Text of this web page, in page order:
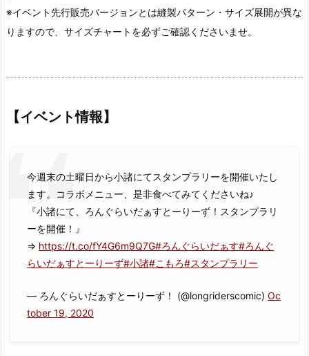
※イベント先行販売バージョンとは縫製パターン・サイズ展開が異な
りますので、サイズチャートを必ずご確認くださいませ。
【イベント情報】
今週末の土曜日から小諸にてスタンプラリーを開催いたし
ます。コラボメニュー、是非食べてみてくださいね♪
『小諸にて、ろんぐらいだぁすとーりーず！スタンプラリ
ーを開催！』
⇒ https://t.co/fY4G6m9Q7G#ろんぐらいだぁす#ろんぐ
らいだぁすとーりーず#小諸#こもろ#スタンプラリー
— ろんぐらいだぁすとーりーず！ (@longriderscomic) Oc
tober 19, 2020